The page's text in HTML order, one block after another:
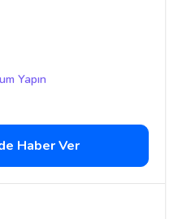
Yapın
Haber Ver